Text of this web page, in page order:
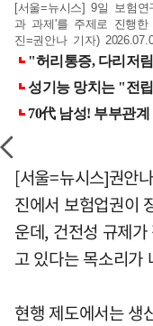
[서울=뉴시스] 9일 보험
과 과제'를 주제로 진행
진=권안나 기자)
[서울=뉴시스]권안
진에서 보험업권이
운데, 건전성 규제
고 있다는 목소리가
현행 제도에서는 생